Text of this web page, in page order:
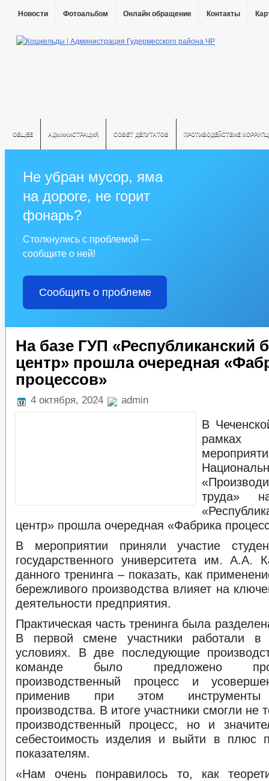
Новости Фотоальбом Онлайн обращение Контакты
ОБЩЕЕ АДМИНИСТРАЦИЯ СОВЕТ ДЕПУТАТОВ ПРОТИВОДЕЙСТВИЕ
Не убран мусор, яма
на дороге, не горит
фонарь?
Столкнулись с проблемой —
сообщите о ней!
Сообщить о проблеме
На базе ГУП «Республиканский
центр» прошла очередная
процессов»
4 октября, 2024 admin
В
рамках
труда»
центр» прошла очередная «Фабрика
В мероприятии приняли участие
государственного университета им. А.А.
данного тренинга – показать, как
бережливого производства влияет на
деятельности предприятия.
Практическая часть тренинга была
В первой смене участники работали в
условиях. В две последующие
команде было предложено
производственный процесс и
применив при этом инструменты
производства. В итоге участники смогли не
производственный процесс, но и
себестоимость изделия и выйти в плюс
показателям.
«Нам очень понравилось то, как